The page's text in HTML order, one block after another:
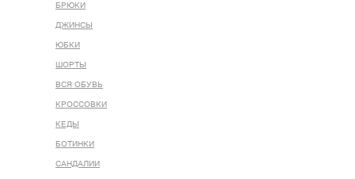
БРЮКИ
ДЖИНСЫ
ЮБКИ
ШОРТЫ
ВСЯ ОБУВЬ
КРОССОВКИ
КЕДЫ
БОТИНКИ
САНДАЛИИ